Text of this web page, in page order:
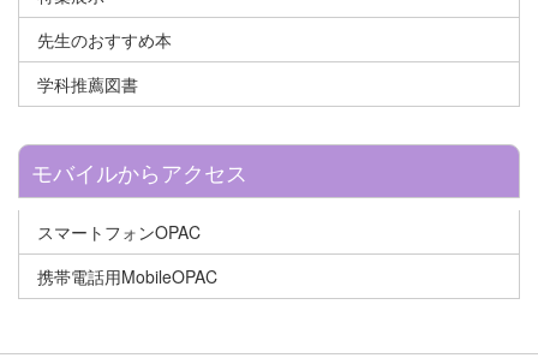
先生のおすすめ本
学科推薦図書
モバイルからアクセス
スマートフォンOPAC
携帯電話用MobileOPAC